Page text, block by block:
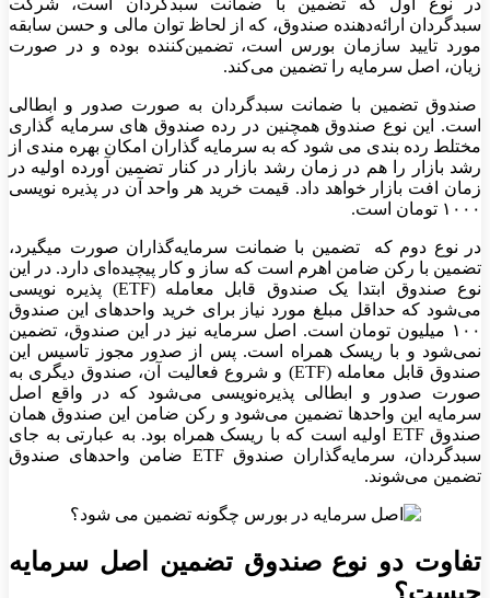
در نوع اول که تضمین با ضمانت سبدگردان است، شرکت
سبدگردان ارائه‌دهنده صندوق، که از لحاظ توان مالی و حسن سابقه
مورد تایید سازمان بورس است، تضمین‌کننده بوده و در صورت
زیان، اصل سرمایه را تضمین می‌کند.
صندوق تضمین با ضمانت سبدگردان به صورت صدور و ابطالی
است. این نوع صندوق همچنین در رده صندوق های سرمایه گذاری
مختلط رده بندی می شود که به سرمایه گذاران امکان بهره مندی از
رشد بازار را هم در زمان رشد بازار در کنار تضمین آورده اولیه در
زمان افت بازار خواهد داد. قیمت خرید هر واحد آن در پذیره نویسی
۱۰۰۰ تومان است.
در نوع دوم که تضمین با ضمانت سرمایه‌گذاران صورت میگیرد،
تضمین با رکن ضامن اهرم است که ساز و کار پیچیده‌ای دارد. در این
نوع صندوق ابتدا یک صندوق قابل معامله (ETF) پذیره نویسی
می‌شود که حداقل مبلغ مورد نیاز برای خرید واحدهای این صندوق
۱۰۰ میلیون تومان است. اصل سرمایه نیز در این صندوق، تضمین
نمی‌شود و با ریسک همراه است. پس از صدور مجوز تاسیس این
صندوق قابل معامله (ETF) و شروع فعالیت آن، صندوق دیگری به
صورت صدور و ابطالی پذیره‌نویسی می‌شود که در واقع اصل
سرمایه این واحدها تضمین می‌شود و رکن ضامن این صندوق همان
صندوق ETF اولیه است که با ریسک همراه بود. به عبارتی به ‌جای
سبدگردان، سرمایه‌گذاران صندوق ETF ضامن واحدهای صندوق
تضمین می‌شوند.
تفاوت دو نوع صندوق تضمین اصل سرمایه